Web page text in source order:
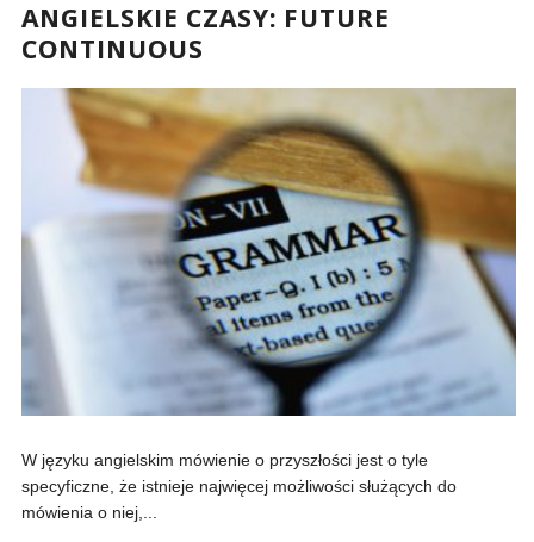
ANGIELSKIE CZASY: FUTURE
CONTINUOUS
W języku angielskim mówienie o przyszłości jest o tyle
specyficzne, że istnieje najwięcej możliwości służących do
mówienia o niej,...